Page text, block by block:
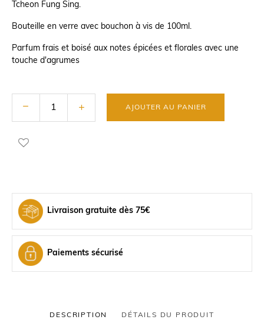
Tcheon Fung Sing.
Bouteille en verre avec bouchon à vis de 100ml.
Parfum frais et boisé aux notes épicées et florales avec une
touche d'agrumes
AJOUTER AU PANIER
Livraison gratuite dès 75€
Paiements sécurisé
DESCRIPTION DÉTAILS DU PRODUIT